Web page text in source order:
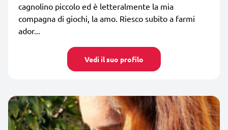
cagnolino piccolo ed è letteralmente la mia
compagna di giochi, la amo. Riesco subito a farmi
ador...
Vedi il suo profilo